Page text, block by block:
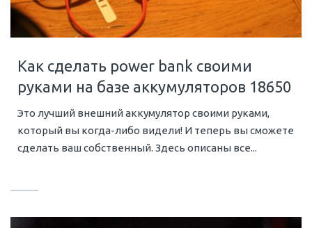
Как сделать power bank своими
руками на базе аккумуляторов 18650
Это лучший внешний аккумулятор своими руками,
который вы когда-либо видели! И теперь вы сможете
сделать ваш собственный. Здесь описаны все...